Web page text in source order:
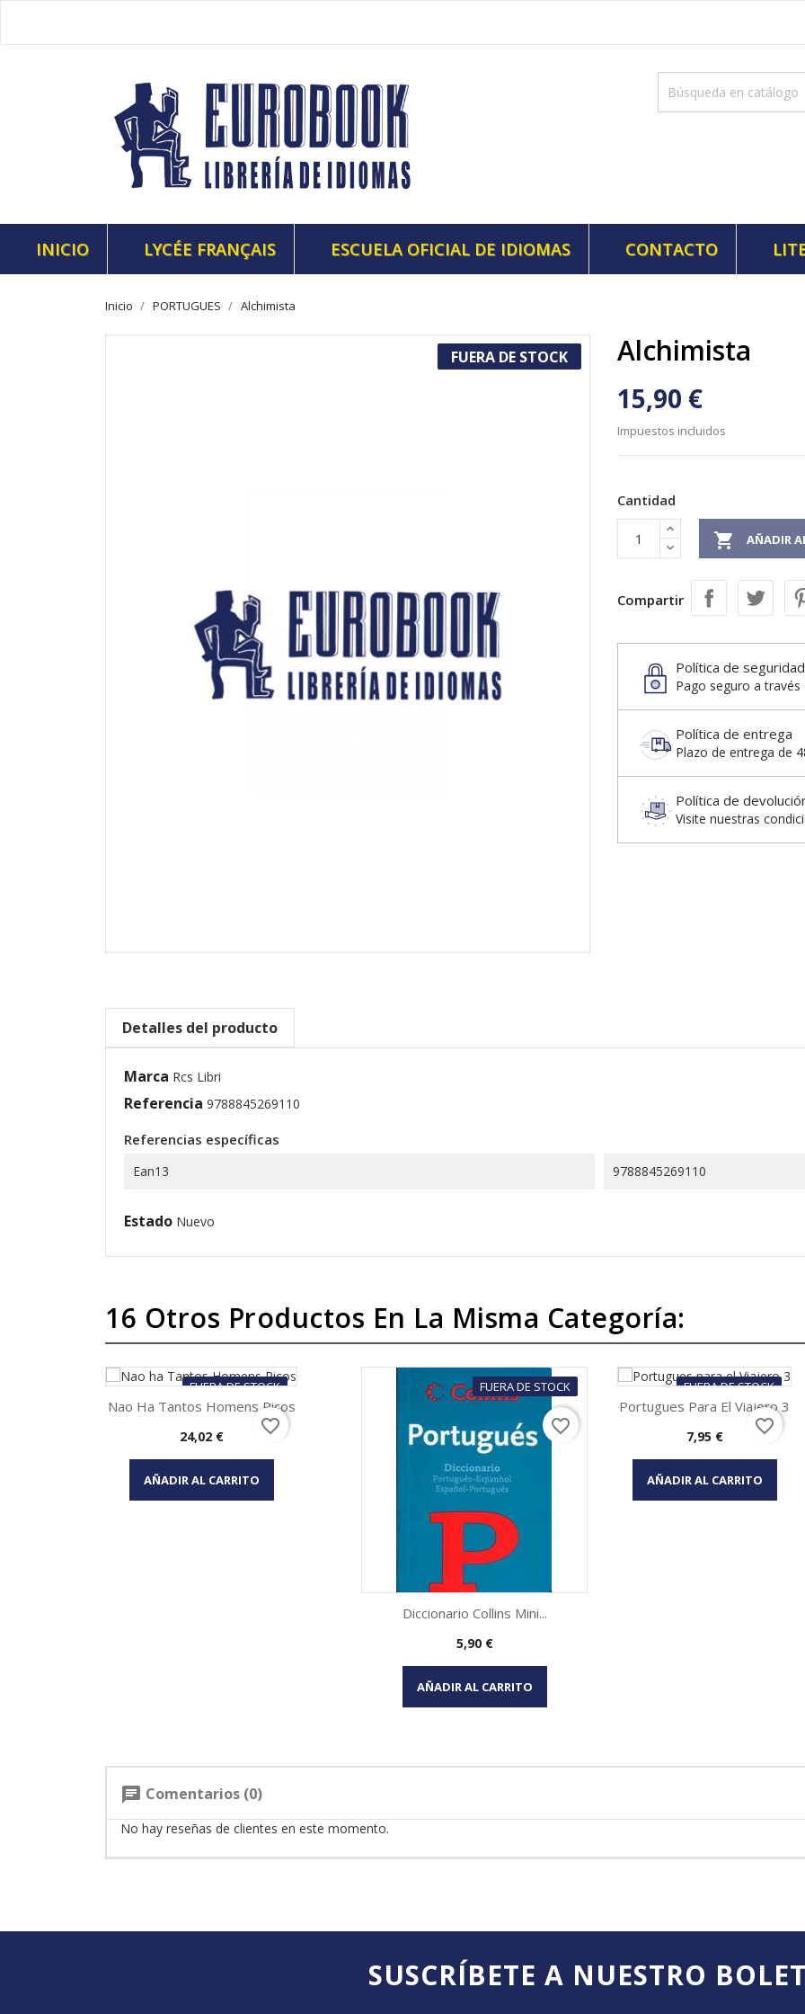
INICIO LYCÉE FRANÇAIS ESCUELA OFICIAL DE IDIOMAS CONTACTO
Inicio PORTUGUES Alchimista
FUERA DE STOCK Alchimista
15,90 €
Impuestos incluidos
Cantidad
 AÑADIR
Compartir
Política de seguridad
Pago seguro a través
Política de entrega
Plazo de entrega de
Política de
Visite nuestras
Detalles del producto
Marca Rcs Libri
Referencia 9788845269110
Referencias específicas
Ean13 9788845269110
Estado Nuevo
16 Otros Productos En La Misma Categoría:
FUERA DE STOCK
Vista rápida
Nao Ha Tantos Homens Ricos
Precio
24,02 €
AÑADIR AL CARRITO
favorite_border
FUERA DE STOCK
Vista rápida
Diccionario Collins Mini...
Precio
5,90 €
AÑADIR AL CARRITO
favorite_border
FUERA DE STOCK
Vista rápida
Portugues Para El Viajero 3
Precio
7,95 €
AÑADIR AL CARRITO
favorite_border
chat Comentarios (0)
No hay reseñas de clientes en este momento.
SUSCRÍBETE A NUESTRO